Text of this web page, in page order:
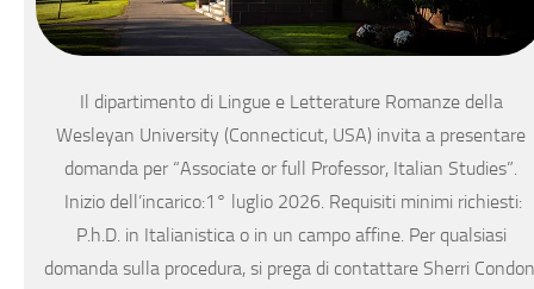
Il dipartimento di Lingue e Letterature Romanze della
Wesleyan University (Connecticut, USA) invita a presentare
domanda per “Associate or full Professor, Italian Studies”.
Inizio dell’incarico:1° luglio 2026. Requisiti minimi richiesti:
P.h.D. in Italianistica o in un campo affine. Per qualsiasi
domanda sulla procedura, si prega di contattare Sherri